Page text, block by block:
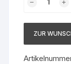
Glyzerin
ZUR